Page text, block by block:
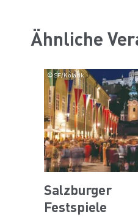
Ähnliche
© SF/Kolarik
Salzburger
Festspiele